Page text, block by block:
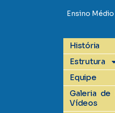
Ensino Médio
História
Estrutura
Equipe
Galeria de
Vídeos